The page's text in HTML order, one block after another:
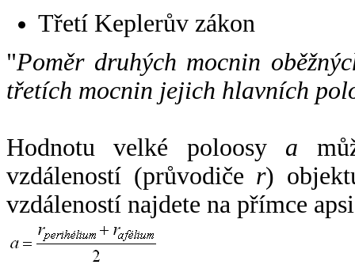
Třetí Keplerův zákon
"Poměr druhých mocnin
třetích mocnin jejich hlavních
Hodnotu velké poloosy a
vzdáleností (průvodiče r)
vzdáleností najdete na přímce